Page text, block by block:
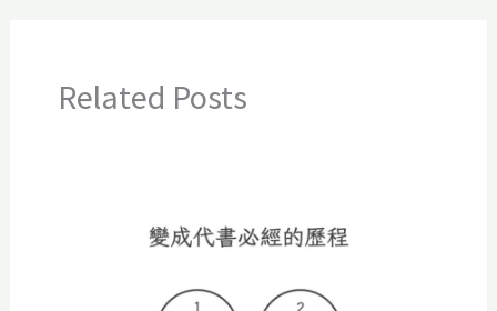
Related Posts